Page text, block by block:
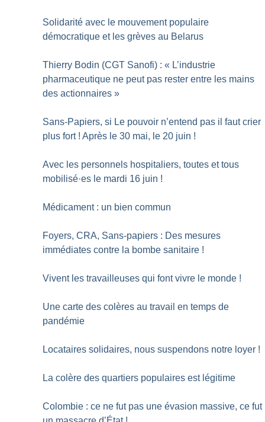
Solidarité avec le mouvement populaire
démocratique et les grèves au Belarus
Thierry Bodin (CGT Sanofi) : « L’industrie
pharmaceutique ne peut pas rester entre les mains
des actionnaires »
Sans-Papiers, si Le pouvoir n’entend pas il faut crier
plus fort ! Après le 30 mai, le 20 juin !
Avec les personnels hospitaliers, toutes et tous
mobilisé·es le mardi 16 juin !
Médicament : un bien commun
Foyers, CRA, Sans-papiers : Des mesures
immédiates contre la bombe sanitaire !
Vivent les travailleuses qui font vivre le monde !
Une carte des colères au travail en temps de
pandémie
Locataires solidaires, nous suspendons notre loyer !
La colère des quartiers populaires est légitime
Colombie : ce ne fut pas une évasion massive, ce fut